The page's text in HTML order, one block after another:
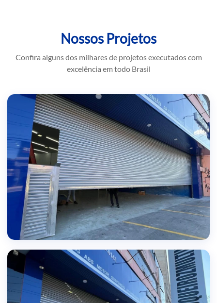
Nossos Projetos
Confira alguns dos milhares de projetos executados com
excelência em todo Brasil
QUALIDADE GARANTIDA
Projetos executados com excelência e precisão